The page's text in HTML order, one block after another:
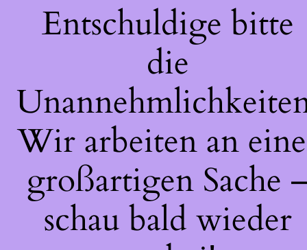
Entschuldige bitte
die
Wir arbeiten an
großartigen Sache
schau bald wieder